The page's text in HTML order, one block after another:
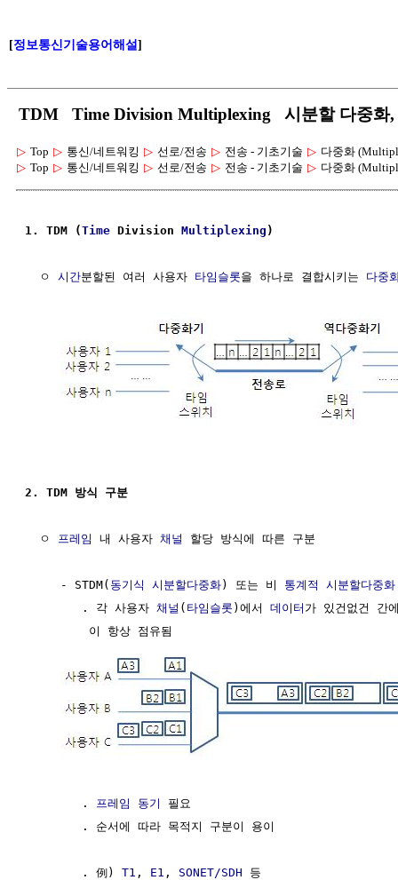
[정보통신기술용어해설]
TDM Time Division Multiplexing 시분할 다중화,
▷ Top ▷ 통신/네트워킹 ▷ 선로/전송 ▷ 전송 - 기초기술 ▷ 다중화
▷ Top ▷ 통신/네트워킹 ▷ 선로/전송 ▷ 전송 - 기초기술 ▷ 다중화
1. TDM (Time Division Multiplexing )
  ㅇ
시간분할된 여러 사용자 타임슬롯을 하나로 결합시키는 다중
2. TDM 방식 구분
  ㅇ
프레임 내 사용자 채널 할당 방식에 따른 구분
     - STDM(
동기식 시분할다중화) 또는 비 통계적 시분할다중화
        . 각 사용자
채널 ( 타임슬롯 )에서 데이터 가 있건없건 간
         이 항상 점유됨
        .
프레임 동기
필요
        . 순서에 따라 목적지 구분이 용이
        . 例)
T1 , E1 , SONET/SDH 등